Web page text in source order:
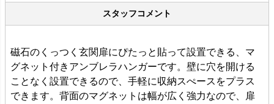
スタッフコメント
磁石のくっつく玄関扉にぴたっと貼って設置できる、マ
グネット付きアンブレラハンガーです。壁に穴を開ける
ことなく設置できるので、手軽に収納スぺースをプラス
できます。背面のマグネットは幅が広く強力なので、扉